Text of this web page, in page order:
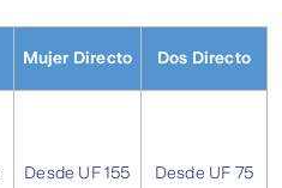
Mujer Directo Dos Directo
Desde UF 155 Desde UF 75